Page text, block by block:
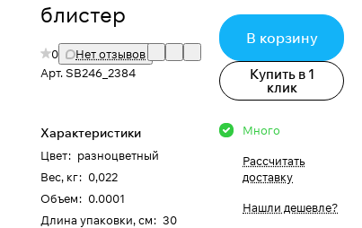
блистер
0
Нет отзывов
Арт.SB246_2384
Характеристики
Цвет: разноцветный
Вес, кг: 0,022
Объем: 0.0001
Длина упаковки, см: 30
В корзину
Купить в 1
клик
Много
Рассчитать
доставку
Нашли дешевле?